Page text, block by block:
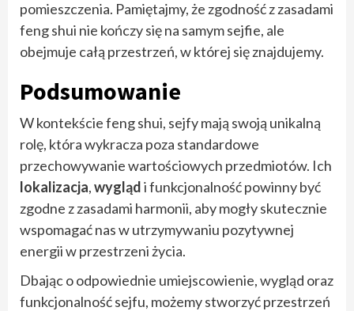
pomieszczenia. Pamiętajmy, że zgodność z zasadami
feng shui nie kończy się na samym sejfie, ale
obejmuje całą przestrzeń, w której się znajdujemy.
Podsumowanie
W kontekście feng shui, sejfy mają swoją unikalną
rolę, która wykracza poza standardowe
przechowywanie wartościowych przedmiotów. Ich
lokalizacja,wyglądi funkcjonalność powinny być
zgodne z zasadami harmonii, aby mogły skutecznie
wspomagać nas w utrzymywaniu pozytywnej
energii w przestrzeni życia.
Dbając o odpowiednie umiejscowienie, wygląd oraz
funkcjonalność sejfu, możemy stworzyć przestrzeń